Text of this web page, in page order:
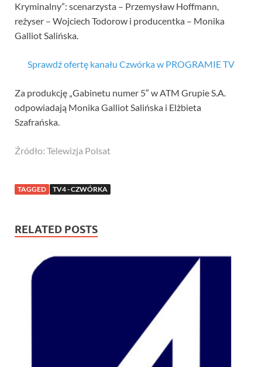
Kryminalny”: scenarzysta – Przemysław Hoffmann,
reżyser – Wojciech Todorow i producentka – Monika
Galliot Salińska.
Sprawdź ofertę kanału Czwórka w PROGRAMIE TV
Za produkcję „Gabinetu numer 5″ w ATM Grupie S.A.
odpowiadają Monika Galliot Salińska i Elżbieta
Szafrańska.
Źródło: Telewizja Polsat
TAGGED TV4 - CZWÓRKA
RELATED POSTS